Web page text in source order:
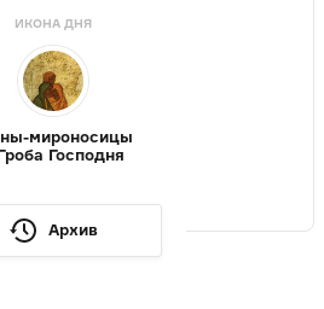
ИКОНА ДНЯ
мироносицы
Господня
Архив